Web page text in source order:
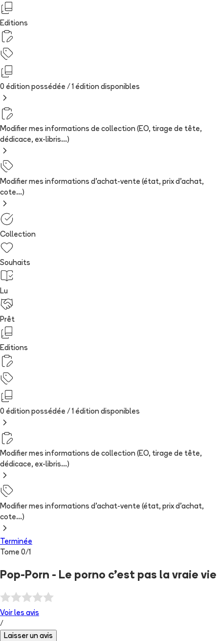
Editions
0 édition possédée / 1 édition disponibles
Modifier mes informations de collection (EO, tirage de tête,
dédicace, ex-libris...)
Modifier mes informations d'achat-vente (état, prix d'achat,
cote...)
Collection
Souhaits
Lu
Prêt
Editions
0 édition possédée / 1 édition disponibles
Modifier mes informations de collection (EO, tirage de tête,
dédicace, ex-libris...)
Modifier mes informations d'achat-vente (état, prix d'achat,
cote...)
Terminée
Tome 0/1
Pop-Porn - Le porno c'est pas la vraie vie
Voir les avis
/
Laisser un avis